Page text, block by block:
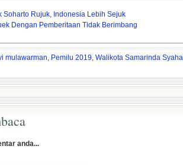
Soharto Rujuk, Indonesia Lebih Sejuk
Dengan Pemberitaan Tidak Berimbang
mulawarman, Pemilu 2019, Walikota Samarinda
anda...